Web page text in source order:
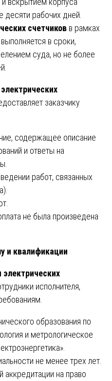
десяти рабочих дней.
счетчиков в рамках
в сроки,
суда, но не более
заказчику
содержащее описание
и ответы на
работ, связанных
не была произведена
и квалификации
электрических
исполнителя,
образования по
и метрологическое
не менее трех лет.
на право